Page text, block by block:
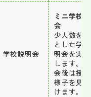
学校説明会
ミニ学校
会
少人数を
とした学
明会を実
します。
会後は授
様子を見
けます。